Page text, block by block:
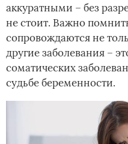
аккуратными – без
не стоит. Важно
сопровождаются не
другие заболевания –
соматических
судьбе беременности.